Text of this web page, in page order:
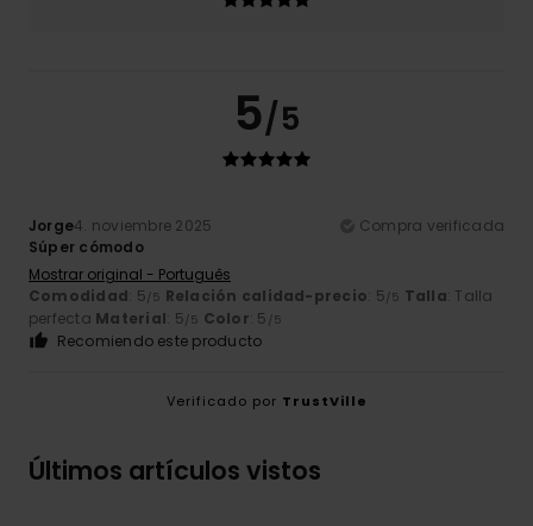
5/5
Jorge4. noviembre 2025
Compra verificada
Súper cómodo
Mostrar original - Português
Comodidad: 5/5 Relación calidad-precio: 5/5 Talla: Talla
perfecta Material: 5/5 Color: 5 /5
Recomiendo este producto
Verificado por TrustVille
Últimos artículos vistos